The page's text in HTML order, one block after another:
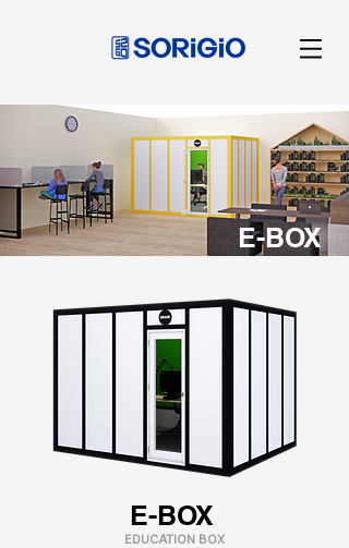
E-BOX
E-BOX
EDUCATION BOX